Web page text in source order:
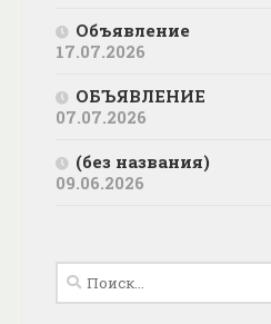
Объявление
17.07.2026
ОБЪЯВЛЕНИЕ
07.07.2026
(без названия)
09.06.2026
Найти: